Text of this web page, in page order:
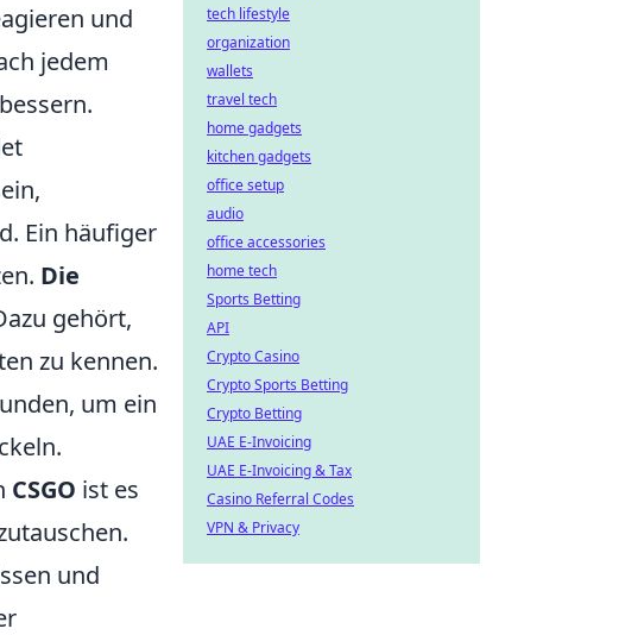
und
jedem
Ein häufiger
Die
gehört,
zu kennen.
um ein
CSGO ist es
und
tech lifestyle
organization
wallets
travel tech
home gadgets
kitchen gadgets
office setup
audio
office accessories
home tech
Sports Betting
API
Crypto Casino
Crypto Sports Betting
Crypto Betting
UAE E-Invoicing
UAE E-Invoicing & Tax
Casino Referral Codes
VPN & Privacy